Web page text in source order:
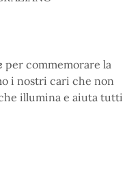
per commemorare la
i nostri cari che non
illumina e aiuta tutti